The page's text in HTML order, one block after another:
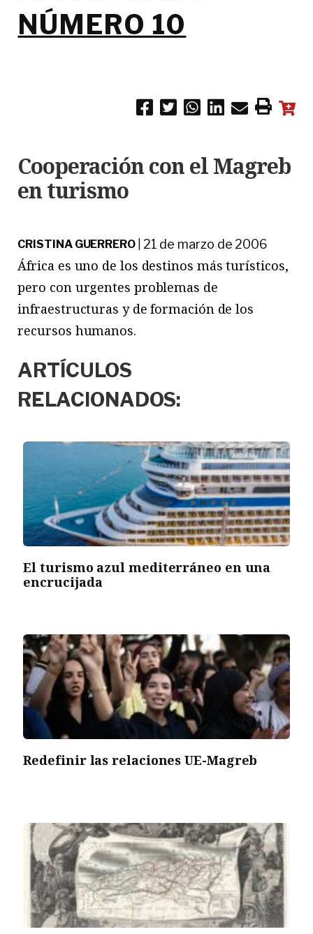
NÚMERO 10
Cooperación con el Magreb
en turismo
CRISTINA GUERRERO| 21 de marzo de 2006
África es uno de los destinos más turísticos,
pero con urgentes problemas de
infraestructuras y de formación de los
recursos humanos.
ARTÍCULOS
RELACIONADOS:
El turismo azul mediterráneo en una
encrucijada
Redefinir las relaciones UE-Magreb